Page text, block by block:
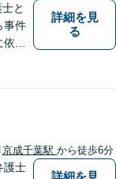
と
事件
頼
ず
。
詳細を見
る
京成千葉駅 から徒歩6分
護士
詳細を見